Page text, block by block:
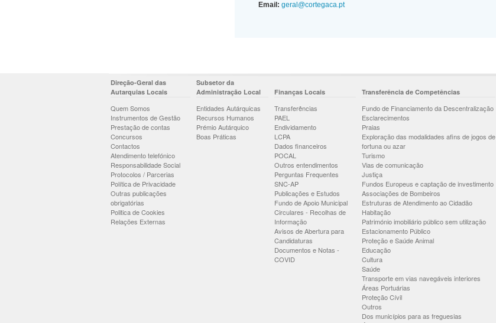
Email: geral@cortegaca.pt
Direção-Geral das
Autarquias Locais
Quem Somos
Instrumentos de Gestão
Prestação de contas
Concursos
Contactos
Atendimento telefónico
Responsabilidade Social
Protocolos / Parcerias
Política de Privacidade
Outras publicações
obrigatórias
Politica de Cookies
Relações Externas
Subsetor da
Administração Local
Entidades Autárquicas
Recursos Humanos
Prémio Autárquico
Boas Práticas
Finanças Locais
Transferências
PAEL
Endividamento
LCPA
Dados financeiros
POCAL
Outros entendimentos
Perguntas Frequentes
SNC-AP
Publicações e Estudos
Fundo de Apoio Municipal
Circulares - Recolhas de
Informação
Avisos de Abertura para
Candidaturas
Documentos e Notas -
COVID
Transferência de Competências
Fundo de Financiamento da Descentralização
Esclarecimentos
Praias
Exploração das modalidades afins de jogos de
fortuna ou azar
Turismo
Vias de comunicação
Justiça
Fundos Europeus e captação de investimento
Associações de Bombeiros
Estruturas de Atendimento ao Cidadão
Habitação
Património imobiliário público sem utilização
Estacionamento Público
Proteção e Saúde Animal
Educação
Cultura
Saúde
Transporte em vias navegáveis interiores
Áreas Portuárias
Proteção Cívil
Outros
Dos municípios para as freguesias